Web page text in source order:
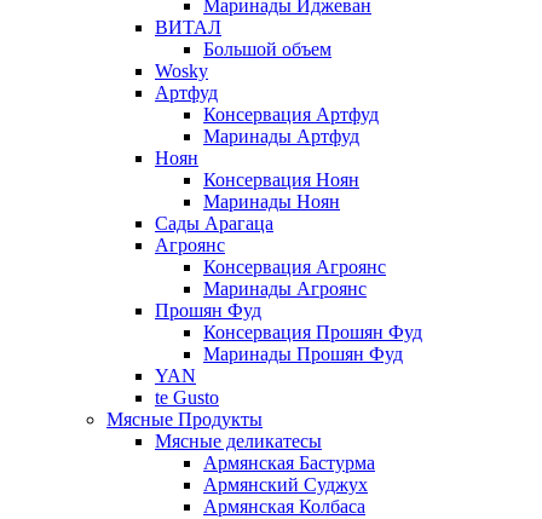
Маринады Иджеван
ВИТАЛ
Большой объем
Wosky
Артфуд
Консервация Артфуд
Маринады Артфуд
Ноян
Консервация Ноян
Маринады Ноян
Сады Арагаца
Агроянс
Консервация Агроянс
Маринады Агроянс
Прошян Фуд
Консервация Прошян Фуд
Маринады Прошян Фуд
YAN
te Gusto
Мясные Продукты
Мясные деликатесы
Армянская Бастурма
Армянский Суджух
Армянская Колбаса